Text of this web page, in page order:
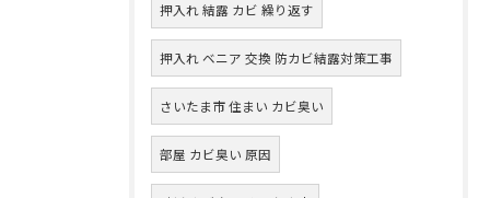
押入れ 結露 カビ 繰り返す
押入れ ベニア 交換 防カビ結露対策工事
さいたま市 住まい カビ臭い
部屋 カビ臭い 原因